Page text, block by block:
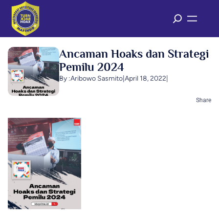
Ancaman Hoaks dan Strategi
Pemilu 2024
By :Aribowo Sasmito| April 18, 2022
Share